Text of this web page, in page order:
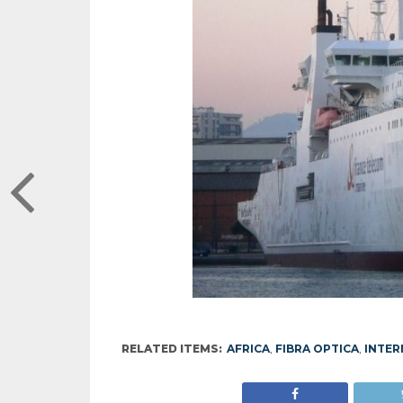
RELATED ITEMS: AFRICA, FIBRA OPTICA,